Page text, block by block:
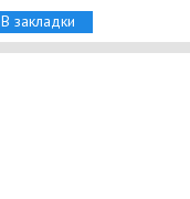
В закладки